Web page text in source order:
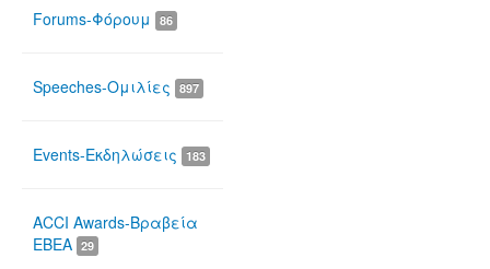
Forums-Φόρουμ 86
Speeches-Ομιλίες 897
Events-Εκδηλώσεις 183
ACCI Awards-Βραβεία
ΕΒΕΑ 29